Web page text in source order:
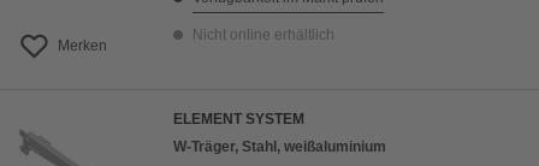
Merken
Nicht online erhältlich
ELEMENT SYSTEM
W-Träger, Stahl, weißaluminium